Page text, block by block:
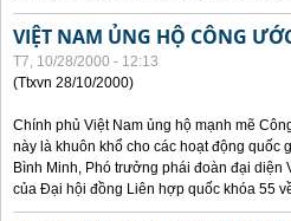
VIỆT NAM ỦNG HỘ CÔNG
T7, 10/28/2000 - 12:13
(Ttxvn 28/10/2000)
Chính phủ Việt Nam ủng hộ mạnh mẽ
này là khuôn khổ cho các hoạt động quốc
Bình Minh, Phó trưởng phái đoàn đại
của Đại hội đồng Liên hợp quốc khóa 55